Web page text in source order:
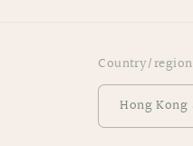
Country/region